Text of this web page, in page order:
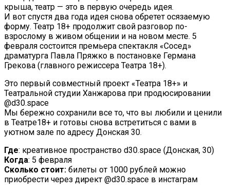
крыша, театр — это в первую очередь идея.
И вот спустя два года идея снова обретет осязаемую
форму. Театр 18+ продолжит свой разговор по-
взрослому в живом общении и на новом месте. 5
февраля состоится премьера спектакля «Сосед»
драматурга Павла Пряжко в постановке Германа
Грекова (главного режиссера Театра 18+).
Это первый совместный проект «Театра 18+» и
Театральной студии Ханжарова при продюсировании
@d30.space
Мы бережно сохранили все то, что вы любили и ценили
в Театре18+ и готовы снова встретиться с вами в
уютном зале по адресу Донская 30.
Где: креативное пространство d30.space (Донская, 30)
Когда: 5 февраля
Сколько стоит: билеты от 1000 рублей можно
приобрести через директ @d30.space в инстаграм